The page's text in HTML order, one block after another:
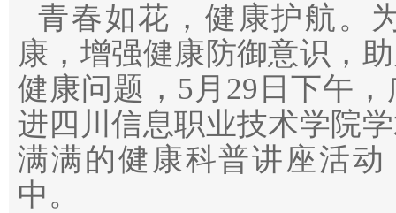
青春如花，健康护航。
康，增强健康防御意识，
健康问题，5月29日下午
进四川信息职业技术学院
满满的健康科普讲座活
中。